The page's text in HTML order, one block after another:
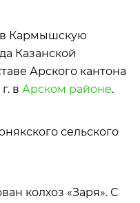
в Кармышскую
Казанской
Арского кантона
в Арском районе.
сельского
колхоз «Заря». С